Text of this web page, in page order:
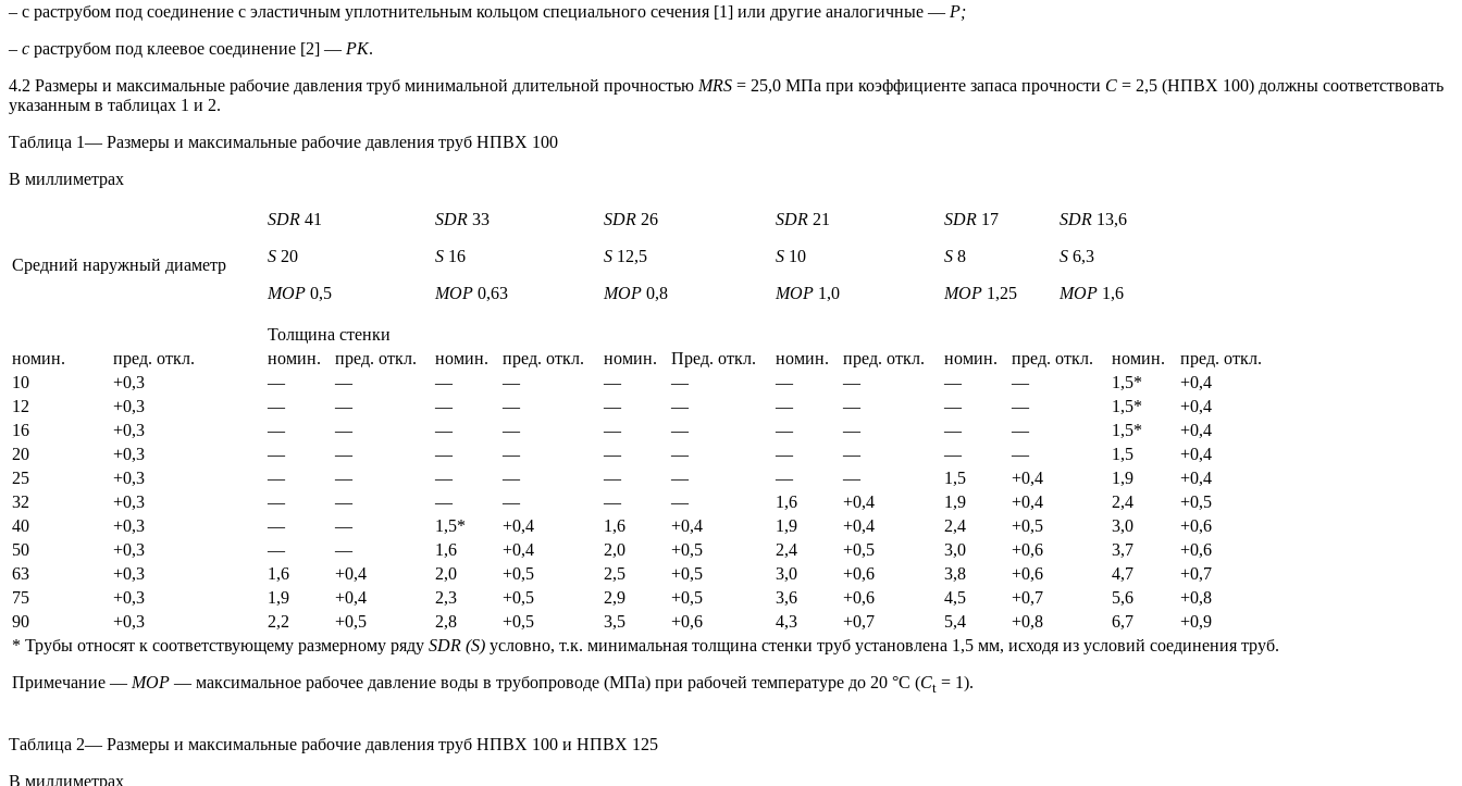
– с раструбом под соединение с эластичным уплотнительным кольцом специального сечения [1] или другие аналогичные — Р;
– с раструбом под клеевое соединение [2] — РК.
4.2 Размеры и максимальные рабочие давления труб минимальной длительной прочностью MRS = 25,0 МПа при коэффициенте запаса прочности С = 2,5 (НПВХ 100) должны соответствовать
указанным в таблицах 1 и 2.
Таблица 1— Размеры и максимальные рабочие давления труб НПВХ 100
В миллиметрах
Средний наружный диаметр
SDR 41
S 20
MOP 0,5
SDR 33
S 16
MOP 0,63
SDR 26
S 12,5
MOP 0,8
SDR 21
S 10
MOP 1,0
SDR 17
S 8
MOP 1,25
SDR 13,6
S 6,3
MOP 1,6
Толщина стенки
номин.
пред. откл. номин. пред. откл. номин. пред. откл. номин. Пред. откл. номин. пред. откл. номин. пред. откл. номин.
пред. откл.
10
+0,3 — — — — — — — — — — 1,5*
+0,4
12
+0,3 — — — — — — — — — — 1,5*
+0,4
16
+0,3 — — — — — — — — — — 1,5*
+0,4
20
+0,3 — — — — — — — — — — 1,5
+0,4
25
+0,3 — — — — — — — — 1,5 +0,4 1,9
+0,4
32
+0,3 — — — — — — 1,6 +0,4 1,9 +0,4 2,4
+0,5
40
+0,3 — — 1,5* +0,4 1,6 +0,4 1,9 +0,4 2,4 +0,5 3,0
+0,6
50
+0,3 — — 1,6 +0,4 2,0 +0,5 2,4 +0,5 3,0 +0,6 3,7
+0,6
63
+0,3 1,6 +0,4 2,0 +0,5 2,5 +0,5 3,0 +0,6 3,8 +0,6 4,7
+0,7
75
+0,3 1,9 +0,4 2,3 +0,5 2,9 +0,5 3,6 +0,6 4,5 +0,7 5,6
+0,8
90
+0,3 2,2 +0,5 2,8 +0,5 3,5 +0,6 4,3 +0,7 5,4 +0,8 6,7
+0,9
* Трубы относят к соответствующему размерному ряду SDR (S) условно, т.к. минимальная толщина стенки труб установлена 1,5 мм, исходя из условий соединения труб.
Примечание — MOP — максимальное рабочее давление воды в трубопроводе (МПа) при рабочей температуре до 20 °С (Ct = 1).
Таблица 2— Размеры и максимальные рабочие давления труб НПВХ 100 и НПВХ 125
В миллиметрах